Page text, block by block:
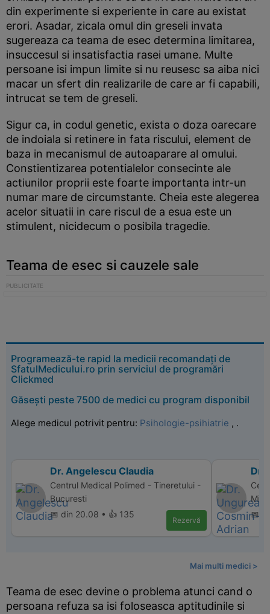
din experimente si experiente in care au existat
erori. Asadar, zicala omul din greseli invata
sugereaza ca teama de esec determina limitarea,
insuccesul si insatisfactia rasei umane. Multe
persoane isi impun limite si nu reusesc sa aiba nici
macar un sfert din realizarile de care ar fi capabili,
intrucat se tem de greseli.
Sigur ca, in codul genetic, exista o doza oarecare
de indoiala si retinere in fata riscului, element de
baza in mecanismul de autoaparare al omului.
Constientizarea potentialelor consecinte ale
actiunilor proprii este foarte importanta intr-un
numar mare de circumstante. Cheia este alegerea
acelor situatii in care riscul de a esua este un
stimulent, nicidecum o posibila tragedie.
Teama de esec si cauzele sale
Programează-te rapid la medicii recomandați de
SfatulMedicului.ro prin serviciul de programări
Clickmed
Găsești peste 7500 de medici cu program disponibil
Alege medicul potrivit pentru: Psihologie-psihiatrie , .
Dr. Angelescu Claudia
Centrul Medical Polimed - Tineretului -
Bucuresti
📅 din 20.08 • 👍 135
Rezervă
Dr.
📅
Mai multi medici >
Teama de esec devine o problema atunci cand o
persoana refuza sa isi foloseasca aptitudinile si